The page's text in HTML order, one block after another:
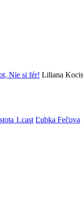
Nie si fér! Liliana
1.cast Ľubka Fečova